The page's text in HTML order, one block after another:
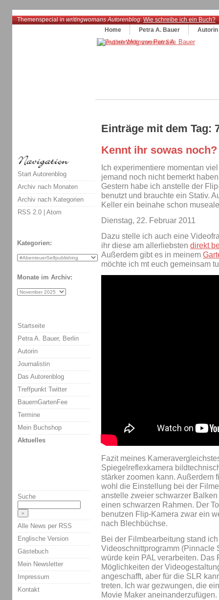
Themenspecial inwritingwomans Autorenblog:Wie schreibe ich ein Buch?
Home
Petra A. Bauer Autorin
Einträge mit dem Tag:
Kennt ihr sowas noch?
Ich experimentiere momentan
jemand noch nicht bemerkt
Gestern habe ich anstelle der
benutzt und brauchte ein Stativ.
Keller ein beinahe schon
Dienstag, 22. Februar 2011
Dazu stelle ich auch eine
ihr diese am allerliebsten direkt
Außerdem gibt es in meinem
möchte ich mt euch gemeinsam
Fazit meines
Spiegelreflexkamera
stärker zoomen kann. Außerdem
wohl die Einstellung bei der
anstelle zweier schwarzer
einen schwarzen Rahmen. Der
benutzen Flip-Kamera zwar ein
nach Blechbüchse.
Bei der Filmbearbeitung stand
Videoschnittprogramm (Pinnacle
würde kein PAL verarbeiten. Das
Möglichkeiten der
angeschafft, aber für die SLR
treten. Ich war gezwungen, die
Movie Maker aneinanderzufügen.
Start Autorenblog
Archiv nach Monaten
Archiv nach Kategorien
RSS 2.0 | Atom
Kategorien:
Monate im Archiv:
Startseite
Petra A. Bauer, Berlin
Autorin
Journalistin
Das Autorenblog
Treffpunkt Twitter
BauernGartenFee
Termine
Mein Buchshop
Aktuelles
Suche
Alle News per RSS
Englische Version
Gästebuch
Mein Newsletter
Impressum
Kontakt